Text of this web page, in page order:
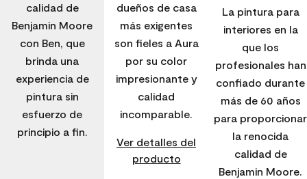
calidad de
Benjamin Moore
con Ben, que
brinda una
experiencia de
pintura sin
esfuerzo de
principio a fin.
dueños de casa
más exigentes
son fieles a Aura
por su color
impresionante y
calidad
incomparable.
Ver detalles del
producto
La pintura para
interiores en la
que los
profesionales han
confiado durante
más de 60 años
para proporcionar
la renocida
calidad de
Benjamin Moore.